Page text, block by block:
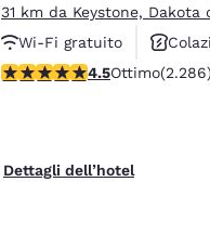
31 km da Keystone,
Wi-Fi gratuito
Animali ammessi
Valutazione di 4.55 stelle.
4.5Ottimo(2.286)
Dettagli dell’hotel